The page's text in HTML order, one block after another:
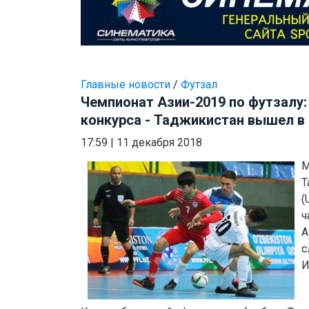
Главные новости / Футзал
Чемпионат Азии-2019 по
конкурса - Таджикистан вышел
17:59
11 декабря 2018